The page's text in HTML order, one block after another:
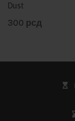
Dust
300 рсд